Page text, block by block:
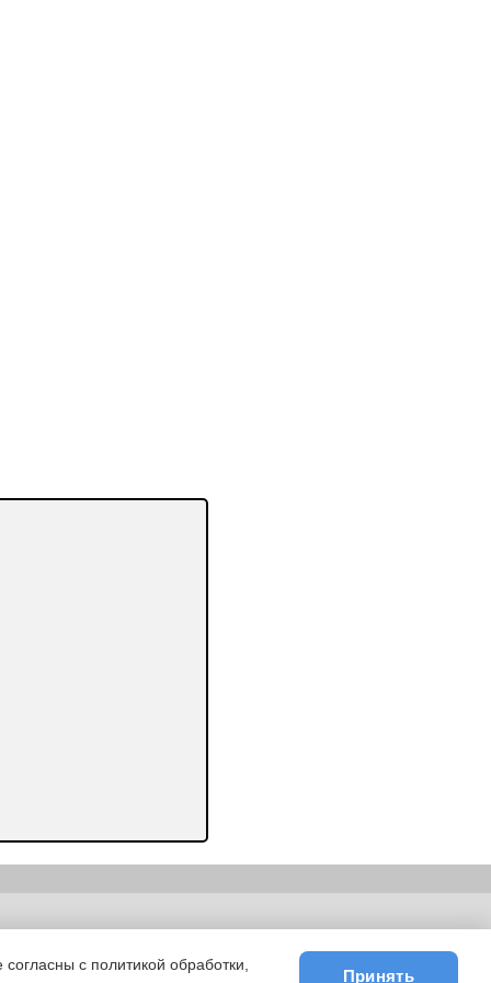
|E-mail
с политикой обработки,
Принять